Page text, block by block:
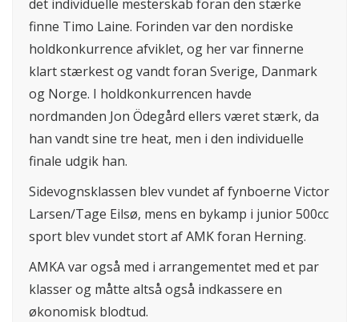
det individuelle mesterskab foran den stærke
finne Timo Laine. Forinden var den nordiske
holdkonkurrence afviklet, og her var finnerne
klart stærkest og vandt foran Sverige, Danmark
og Norge. I holdkonkurrencen havde
nordmanden Jon Ödegård ellers været stærk, da
han vandt sine tre heat, men i den individuelle
finale udgik han.
Sidevognsklassen blev vundet af fynboerne Victor
Larsen/Tage Eilsø, mens en bykamp i junior 500cc
sport blev vundet stort af AMK foran Herning.
AMKA var også med i arrangementet med et par
klasser og måtte altså også indkassere en
økonomisk blodtud.